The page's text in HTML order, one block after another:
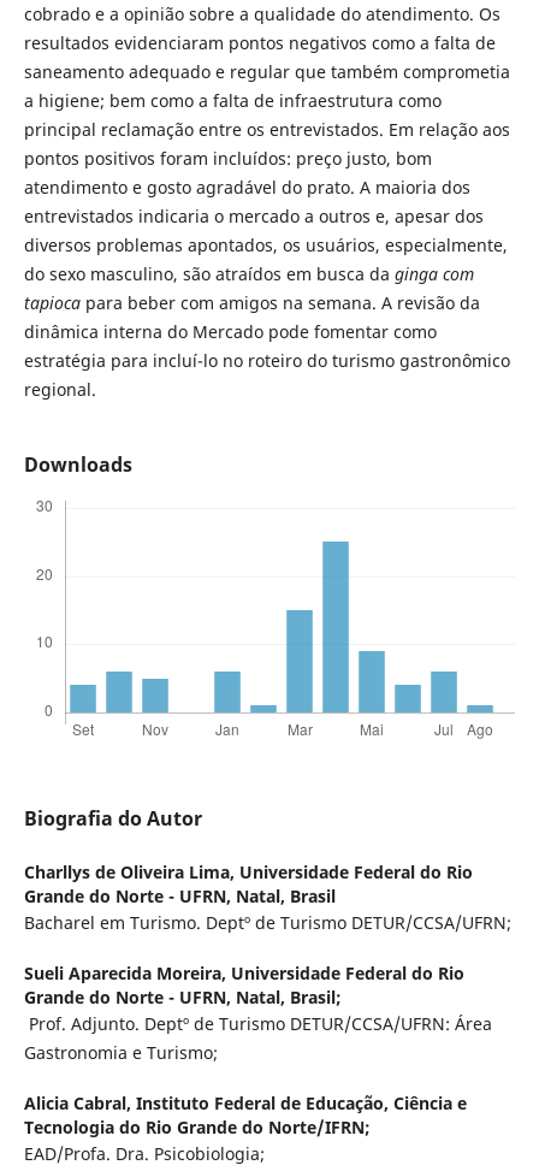
cobrado e a opinião sobre a qualidade do atendimento. Os
resultados evidenciaram pontos negativos como a falta de
saneamento adequado e regular que também comprometia
a higiene; bem como a falta de infraestrutura como
principal reclamação entre os entrevistados. Em relação aos
pontos positivos foram incluídos: preço justo, bom
atendimento e gosto agradável do prato. A maioria dos
entrevistados indicaria o mercado a outros e, apesar dos
diversos problemas apontados, os usuários, especialmente,
do sexo masculino, são atraídos em busca da ginga com
tapiocapara beber com amigos na semana. A revisão da
dinâmica interna do Mercado pode fomentar como
estratégia para incluí-lo no roteiro do turismo gastronômico
regional.
Downloads
Biografia do Autor
Charllys de Oliveira Lima, Universidade Federal do Rio
Grande do Norte - UFRN, Natal, Brasil
Bacharel em Turismo. Deptº de Turismo DETUR/CCSA/UFRN;
Sueli Aparecida Moreira, Universidade Federal do Rio
Grande do Norte - UFRN, Natal, Brasil;
Prof. Adjunto. Deptº de Turismo DETUR/CCSA/UFRN: Área
Gastronomia e Turismo;
Alicia Cabral, Instituto Federal de Educação, Ciência e
Tecnologia do Rio Grande do Norte/IFRN;
EAD/Profa. Dra. Psicobiologia;